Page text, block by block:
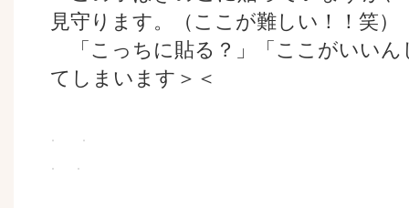
見守ります。（ここが難しい！！笑）
「こっちに貼る？」「ここがいいん
てしまいます＞＜